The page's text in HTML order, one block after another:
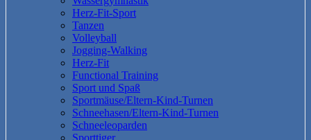
Herz-Fit-Sport
Tanzen
Volleyball
Jogging-Walking
Herz-Fit
Functional Training
Sport und Spaß
Sportmäuse/Eltern-Kind-Turnen
Schneehasen/Eltern-Kind-Turnen
Schneeleoparden